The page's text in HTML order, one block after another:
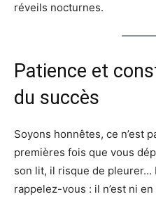
réveils nocturnes.
Patience et
du succès
Soyons honnêtes, ce n’est
premières fois que vous
son lit, il risque de pleurer…
rappelez-vous : il n’est ni